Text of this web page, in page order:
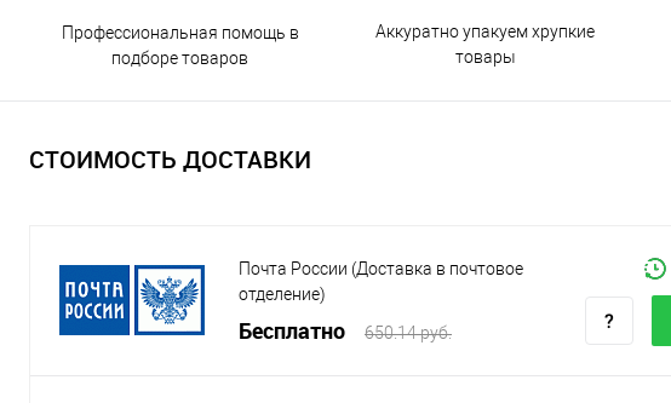
Профессиональная помощь в
подборе товаров
Аккуратно упакуем хрупкие
товары
СТОИМОСТЬ ДОСТАВКИ
Почта России (Доставка в почтовое
отделение)
Бесплатно 650.14 руб.